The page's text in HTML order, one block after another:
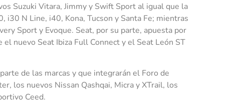
Suzuki Vitara, Jimmy y Swift Sport al igual que la
i30 N Line, i40, Kona, Tucson y Santa Fe; mientras
Sport y Evoque. Seat, por su parte, apuesta por
nuevo Seat Ibiza Full Connect y el Seat León ST
de las marcas y que integrarán el Foro de
los nuevos Nissan Qashqai, Micra y XTrail, los
Ceed.